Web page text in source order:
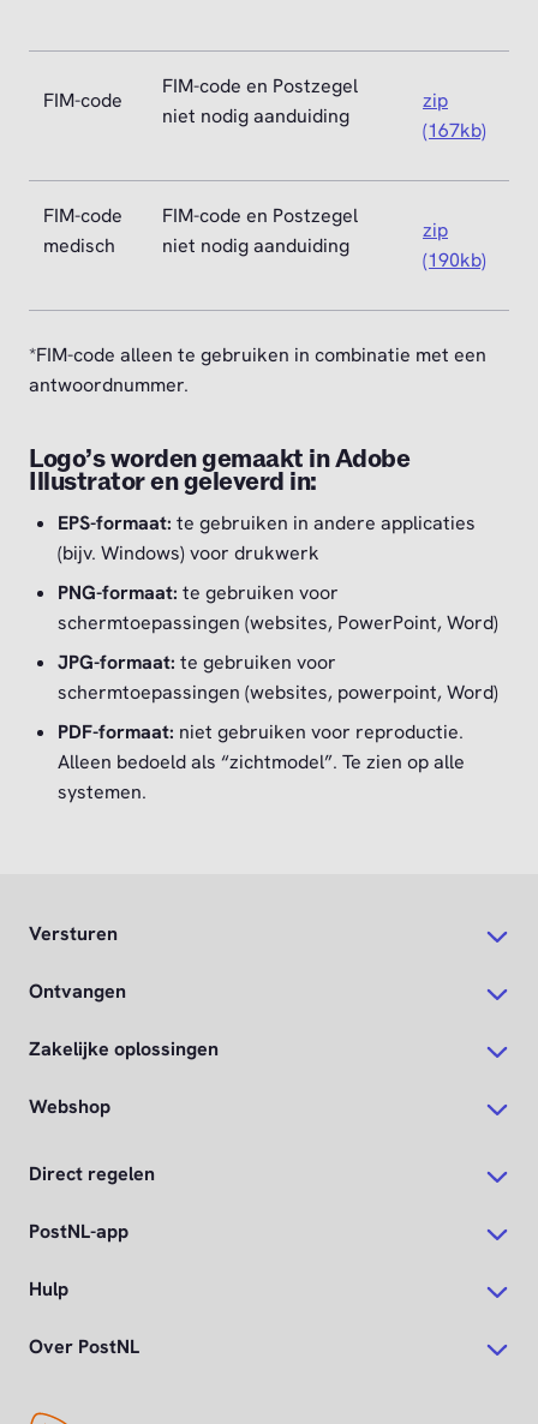
FIM-code
FIM-code en Postzegel
niet nodig aanduiding
zip
(167kb)
FIM-code
medisch
FIM-code en Postzegel
niet nodig aanduiding
zip
(190kb)
*FIM-code alleen te gebruiken in combinatie met een
antwoordnummer.
Logo’s worden gemaakt in Adobe
Illustrator en geleverd in:
EPS-formaat: te gebruiken in andere applicaties
(bijv. Windows) voor drukwerk
PNG-formaat: te gebruiken voor
schermtoepassingen (websites, PowerPoint, Word)
JPG-formaat: te gebruiken voor
schermtoepassingen (websites, powerpoint, Word)
PDF-formaat: niet gebruiken voor reproductie.
Alleen bedoeld als “zichtmodel”. Te zien op alle
systemen.
Versturen
Ontvangen
Zakelijke oplossingen
Webshop
Direct regelen
PostNL-app
Hulp
Over PostNL